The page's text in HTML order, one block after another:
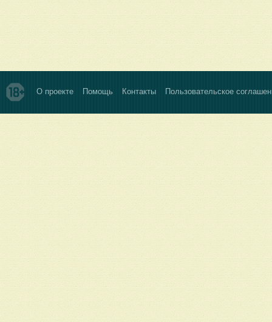
О проекте Помощь Контакты Пользовательское